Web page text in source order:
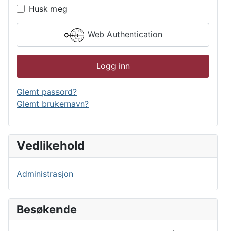
Husk meg
Web Authentication
Logg inn
Glemt passord?
Glemt brukernavn?
Vedlikehold
Administrasjon
Besøkende